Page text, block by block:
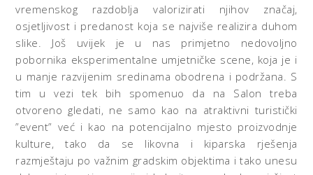
vremenskog razdoblja valorizirati njihov značaj,
osjetljivost i predanost koja se najviše realizira duhom
slike. Još uvijek je u nas primjetno nedovoljno
pobornika eksperimentalne umjetničke scene, koja je i
u manje razvijenim sredinama obodrena i podržana. S
tim u vezi tek bih spomenuo da na Salon treba
otvoreno gledati, ne samo kao na atraktivni turistički
”event” već i kao na potencijalno mjesto proizvodnje
kulture, tako da se likovna i kiparska rješenja
razmještaju po važnim gradskim objektima i tako unesu